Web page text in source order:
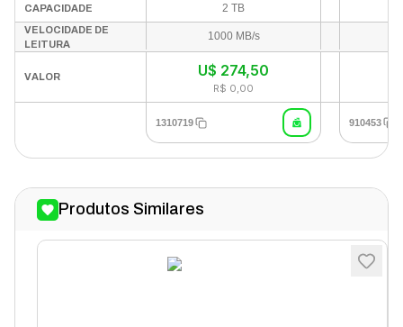
CAPACIDADE 2 TB
VELOCIDADE DE
LEITURA
1000 MB/s
VALOR U$ 274,50
R$ 0,00
1310719 910453
Produtos Similares